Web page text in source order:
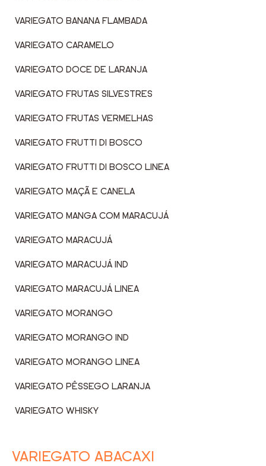
VARIEGATO BANANA FLAMBADA
VARIEGATO CARAMELO
VARIEGATO DOCE DE LARANJA
VARIEGATO FRUTAS SILVESTRES
VARIEGATO FRUTAS VERMELHAS
VARIEGATO FRUTTI DI BOSCO
VARIEGATO FRUTTI DI BOSCO LINEA
VARIEGATO MAÇÃ E CANELA
VARIEGATO MANGA COM MARACUJÁ
VARIEGATO MARACUJÁ
VARIEGATO MARACUJÁ IND
VARIEGATO MARACUJÁ LINEA
VARIEGATO MORANGO
VARIEGATO MORANGO IND
VARIEGATO MORANGO LINEA
VARIEGATO PÊSSEGO LARANJA
VARIEGATO WHISKY
VARIEGATO ABACAXI